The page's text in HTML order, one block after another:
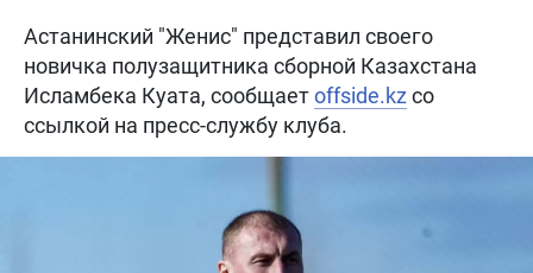
Астанинский "Женис" представил своего
новичка полузащитника сборной Казахстана
Исламбека Куата, сообщаетoffside.kz со
ссылкой на пресс-службу клуба.